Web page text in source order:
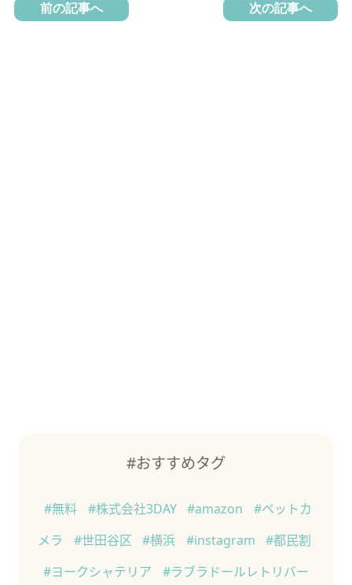
前の記事へ 次の記事へ
#おすすめタグ
#無料 #株式会社3DAY #amazon
#ペットカ
メラ
#世田谷区 #横浜 #instagram
#都民割
#ヨークシャテリア
#ラブラドールレトリバー